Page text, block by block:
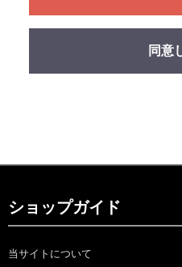
同意
ショップガイド
当サイトについて